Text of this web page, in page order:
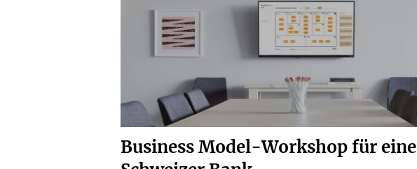
Business Model-Workshop für eine